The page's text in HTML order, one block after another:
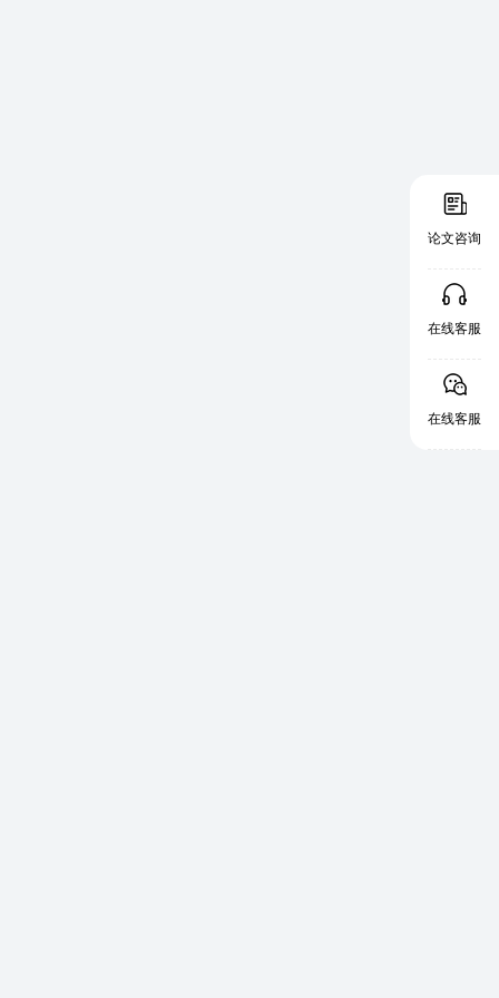
论文咨询
在线客服
在线客服